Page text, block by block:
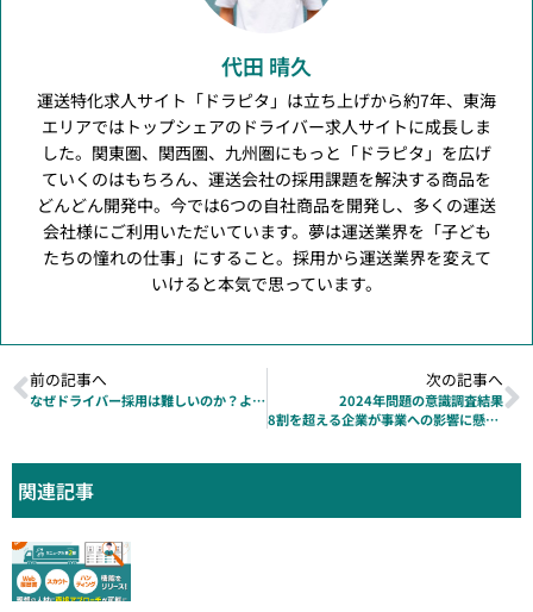
代田 晴久
運送特化求人サイト「ドラピタ」は立ち上げから約7年、東海
エリアではトップシェアのドライバー求人サイトに成長しま
した。関東圏、関西圏、九州圏にもっと「ドラピタ」を広げ
ていくのはもちろん、運送会社の採用課題を解決する商品を
どんどん開発中。今では6つの自社商品を開発し、多くの運送
会社様にご利用いただいています。夢は運送業界を「子ども
たちの憧れの仕事」にすること。採用から運送業界を変えて
いけると本気で思っています。
前の記事へ
なぜドライバー採用は難しいのか？よくある3つの課題と解決策7つを徹底解説
次の記事へ
2024年問題の意識調査結果
8割を超える企業が事業への影響に懸念｜今やるべき対策とは
関連記事